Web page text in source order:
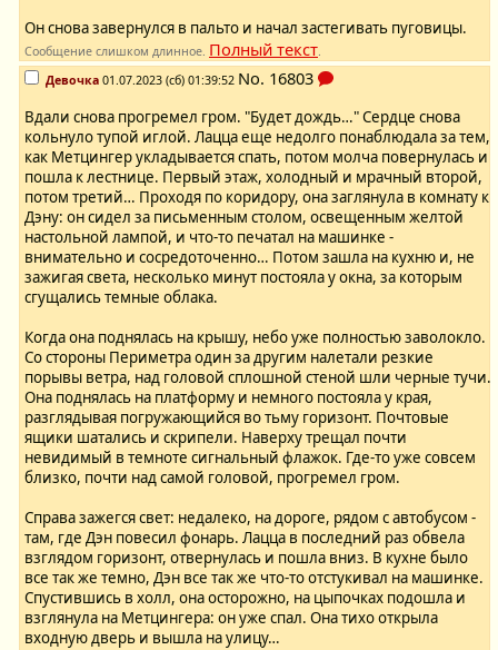
Он снова завернулся в пальто и начал застегивать пуговицы.
Сообщение слишком длинное. Полный текст.
Девочка 01.07.2023 (сб) 01:39:52 No. 16803
Вдали снова прогремел гром. "Будет дождь…" Сердце снова
кольнуло тупой иглой. Лацца еще недолго понаблюдала за тем,
как Метцингер укладывается спать, потом молча повернулась и
пошла к лестнице. Первый этаж, холодный и мрачный второй,
потом третий… Проходя по коридору, она заглянула в комнату к
Дэну: он сидел за письменным столом, освещенным желтой
настольной лампой, и что-то печатал на машинке -
внимательно и сосредоточенно… Потом зашла на кухню и, не
зажигая света, несколько минут постояла у окна, за которым
сгущались темные облака.
Когда она поднялась на крышу, небо уже полностью заволокло.
Со стороны Периметра один за другим налетали резкие
порывы ветра, над головой сплошной стеной шли черные тучи.
Она поднялась на платформу и немного постояла у края,
разглядывая погружающийся во тьму горизонт. Почтовые
ящики шатались и скрипели. Наверху трещал почти
невидимый в темноте сигнальный флажок. Где-то уже совсем
близко, почти над самой головой, прогремел гром.
Справа зажегся свет: недалеко, на дороге, рядом с автобусом -
там, где Дэн повесил фонарь. Лацца в последний раз обвела
взглядом горизонт, отвернулась и пошла вниз. В кухне было
все так же темно, Дэн все так же что-то отстукивал на машинке.
Спустившись в холл, она осторожно, на цыпочках подошла и
взглянула на Метцингера: он уже спал. Она тихо открыла
входную дверь и вышла на улицу…